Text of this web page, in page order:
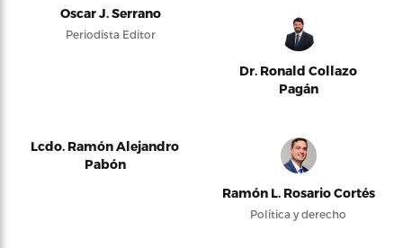
Oscar J. Serrano
Periodista Editor
Dr. Ronald Collazo
Pagán
Lcdo. Ramón Alejandro
Pabón
Ramón L. Rosario Cortés
Política y derecho